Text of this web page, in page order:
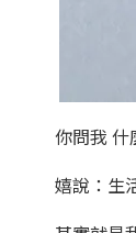
你問我 什
嬉說：生